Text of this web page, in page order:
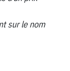
sur le nom